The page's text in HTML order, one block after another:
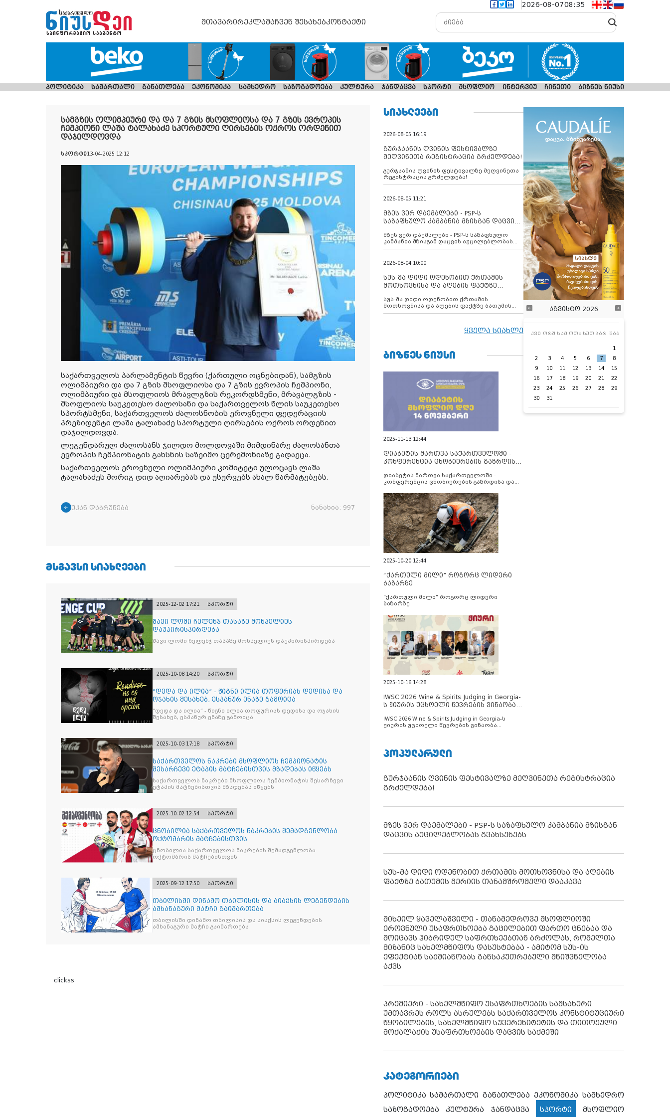
2026-08-0708:35
მთავარირეკლამაჩვენ შესახებკონტაქტი
პოლიტიკა სამართალი განათლება ეკონომიკა სამხედრო საზოგადოება კულტურა ჯანდაცვა სპორტი მსოფლიო ინტერვიუ ჩინეთი ბიზნეს ნიუსი
სამგზის ოლიმპიური და და 7 გზის მსოფლიოსა და 7 გზის ევროპის
ჩემპიონი ლაშა ტალახაძე სპორტული ღირსების ოქროს ორდენით
დაჯილდოვდა
სპორტი13-04-2025 12:12
საქართველოს პარლამენტის წევრი (ქართული ოცნებიდან), სამგზის
ოლიმპიური და და 7 გზის მსოფლიოსა და 7 გზის ევროპის ჩემპიონი,
ოლიმპიური და მსოფლიოს მრავლგზის რეკორდსმენი, მრავალგზის -
მსოფლიოს საუკეთესო ძალოსანი და საქართველოს წლის საუკეთესო
სპორტსმენი, საქართველოს ძალოსნობის ეროვნული ფედერაციის
პრეზიდენტი ლაშა ტალახაძე სპორტული ღირსების ოქროს ორდენით
დაჯილდოვდა.
ლეგენდარულ ძალოსანს ჯილდო მოლდოვაში მიმდინარე ძალოსანთა
ევროპის ჩემპიონატის გახსნის საზეიმო ცერემონიაზე გადაეცა.
საქართველოს ეროვნული ოლიმპიური კომიტეტი ულოცავს ლაშა
ტალახაძეს მორიგ დიდ აღიარებას და უსურვებს ახალ წარმატებებს.
უკან დაბრუნება ნანახია: 997
ᲛᲡᲒᲐᲕᲡᲘ ᲡᲘᲐᲮᲚᲔᲔᲑᲘ
2025-12-02 17:21 სპორტი
შავი ლომი ჩელენჯ თასაზე მონპელიეს
დაუპირისპირდება
შავი ლომი ჩელენჯ თასაზე მონპელიეს დაუპირისპირდება
2025-10-08 14:20 სპორტი
“დედა და ილია” - წიგნი ილია თოფურიას დედისა და
ოჯახის შესახებ, ესპანურ ენაზე გამოიცა
“დედა და ილია” - წიგნი ილია თოფურიას დედისა და ოჯახის
შესახებ, ესპანურ ენაზე გამოიცა
2025-10-03 17:18 სპორტი
საქართველოს ნაკრები მსოფლიოს ჩემპიონატის
შესარჩევი ეტაპის მატჩებისთვის მზადებას იწყებს
საქართველოს ნაკრები მსოფლიოს ჩემპიონატის შესარჩევი
ეტაპის მატჩებისთვის მზადებას იწყებს
2025-10-02 12:54 სპორტი
ცნობილია საქართველოს ნაკრების შემადგენლობა
ოქტომბრის მატჩებისთვის
ცნობილია საქართველოს ნაკრების შემადგენლობა
ოქტომბრის მატჩებისთვის
2025-09-12 17:50 სპორტი
თბილისში დინამო თბილისის და აიაქსის ლეგენდების
ამხანაგური მატჩი გაიმართება
თბილისში დინამო თბილისის და აიაქსის ლეგენდების
ამხანაგური მატჩი გაიმართება
clickss
ᲡᲘᲐᲮᲚᲔᲔᲑᲘ
2026-08-05 16:19
გურჯაანის ღვინის ფესტივალზე
მეღვინეთა რეგისტრაცია გრძელდება!
გურჯაანის ღვინის ფესტივალზე მეღვინეთა
რეგისტრაცია გრძელდება!
2026-08-05 11:21
მზეს ვერ დაემალები - PSP-ს
საზაფხულო კამპანია მზისგან დაცვის
მზეს ვერ დაემალები - PSP-ს საზაფხულო
კამპანია მზისგან დაცვის აუცილებლობას
გვახსენებს
2026-08-04 10:00
სუს-მა დიდი ოდენობით ქრთამის
მოთხოვნისა და აღების ფაქტზე
დააკავა
სუს-მა დიდი ოდენობით ქრთამის
მოთხოვნისა და აღების ფაქტზე ბათუმის
მერიის თანამშრომელი დააკავა
ყველა სიახლე
ᲑᲘᲖᲜᲔᲡ ᲜᲘᲣᲡᲘ
2025-11-13 12:44
დიაბეტის მართვა საქართველოში -
კონფერენცია ცნობიერების გაზრდისა
დიაბეტის მართვა საქართველოში -
კონფერენცია ცნობიერების გაზრდისა და
2025-10-20 12:44
“ქართული მილი” როგორც ლიდერი
ბაზარზე
“ქართული მილი” როგორც ლიდერი
ბაზარზე
2025-10-16 14:28
IWSC 2026 Wine & Spirits Judging in Georgia-
ს ჟიურის უცხოელი წევრების ვინაობა
IWSC 2026 Wine & Spirits Judging in Georgia-ს
ჟიურის უცხოელი წევრების ვინაობა
აგვისტო 2026
კვი ორშ სამ ოთხ ხუთ პარ შაბ
1
2
3 4 5 6 7
8
9
10 11 12 13 14
15
16
17 18 19 20 21
22
23
24 25 26 27 28
29
30
31
ᲞᲝᲞᲣᲚᲐᲠᲣᲚᲘ
გურჯაანის ღვინის ფესტივალზე მეღვინეთა რეგისტრაცია
გრძელდება!
მზეს ვერ დაემალები - PSP-ს საზაფხულო კამპანია მზისგან
დაცვის აუცილებლობას გვახსენებს
სუს-მა დიდი ოდენობით ქრთამის მოთხოვნისა და აღების
ფაქტზე ბათუმის მერიის თანამშრომელი დააკავა
მიხეილ ყაველაშვილი - თანამედროვე მსოფლიოში
ეროვნული უსაფრთხოება გაცილებით ფართო ცნებაა და
მოიცავს ჰიბრიდულ საფრთხეებთან ბრძოლას, რომელთა
მიზანიც სახელმწიფოს დასუსტებაა - ამიტომ სუს-ის
ეფექტიან საქმიანობას განსაკუთრებული მნიშვნელობა
აქვს
პრემიერი - სახელმწიფო უსაფრთხოების სამსახური
უმთავრეს როლს ასრულებს საქართველოს კონსტიტუციური
წყობილების, სახელმწიფო სუვერენიტეტის და თითოეული
მოქალაქის უსაფრთხოების დაცვის საქმეში
ᲙᲐᲢᲔᲒᲝᲠᲘᲔᲑᲘ
პოლიტიკა სამართალი განათლება ეკონომიკა სამხედრო
საზოგადოება
კულტურა ჯანდაცვა სპორტი მსოფლიო